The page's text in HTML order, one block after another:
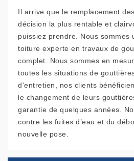
Il arrive que le remplacement
décision la plus rentable et
puissiez prendre. Nous sommes
toiture experte en travaux de
complet. Nous sommes en
toutes les situations de
d'entretien, nos clients
le changement de leurs
garantie de quelques années.
contre les fuites d’eau et du
nouvelle pose.